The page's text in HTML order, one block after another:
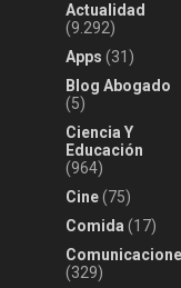
Actualidad
(9.292)
Apps (31)
Blog Abogado
(5)
Ciencia Y
Educación
(964)
Cine(75)
Comida (17)
(329)